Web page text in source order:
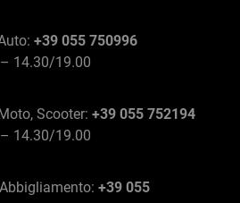
+39 055 750996
14.30/19.00
Scooter: +39 055 752194
14.30/19.00
+39 055